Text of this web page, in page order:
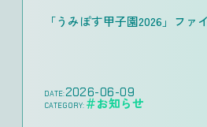
「うみぽす甲子園2026」ファ
DATE:2026-06-09
CATEGORY: ＃お知らせ